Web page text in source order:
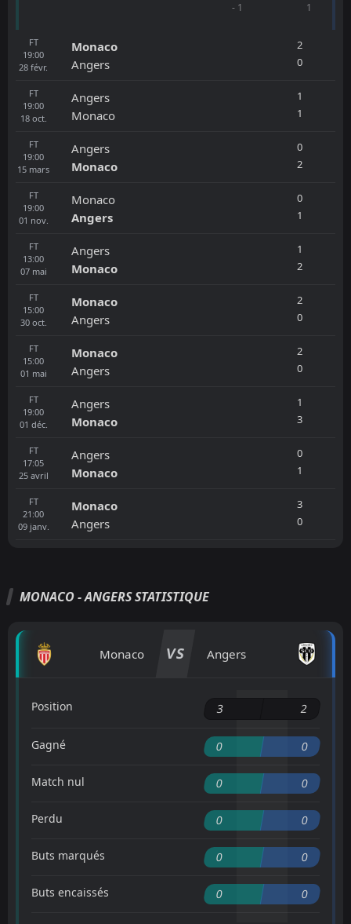
- 1
1
FT
19:00
28 févr.
Monaco
Angers
2
0
FT
19:00
18 oct.
Angers
Monaco
1
1
FT
19:00
15 mars
Angers
Monaco
0
2
FT
19:00
01 nov.
Monaco
Angers
0
1
FT
13:00
07 mai
Angers
Monaco
1
2
FT
15:00
30 oct.
Monaco
Angers
2
0
FT
15:00
01 mai
Monaco
Angers
2
0
FT
19:00
01 déc.
Angers
Monaco
1
3
FT
17:05
25 avril
Angers
Monaco
0
1
FT
21:00
09 janv.
Monaco
Angers
3
0
MONACO - ANGERS STATISTIQUE
Monaco VS Angers
Position 3 2
Gagné 0 0
Match nul 0 0
Perdu 0 0
Buts marqués 0 0
Buts encaissés 0 0